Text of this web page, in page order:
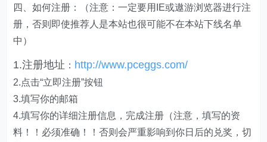
四、如何注册：（注意：一定要用IE或遨游浏览器进行注
册，否则即使推荐人是本站也很可能不在本站下线名单
中）
1.注册地址 ： http://www.pceggs.com/
2.点击“立即注册”按钮
3.填写你的邮箱
4.填写你的详细注册信息，完成注册（注意，填写的资
料！！必须准确！！否则会严重影响到你日后的兑奖，切